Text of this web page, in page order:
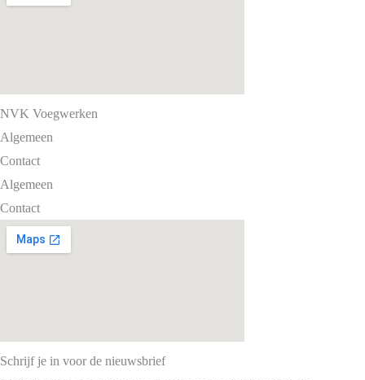
NVK Voegwerken
Algemeen
Contact
Algemeen
Contact
Schrijf je in voor de nieuwsbrief